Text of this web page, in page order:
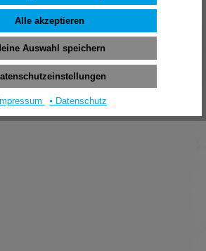
Bestellsystem.
Alle akzeptieren
Auswahl speichern
⦁ Datenschutz